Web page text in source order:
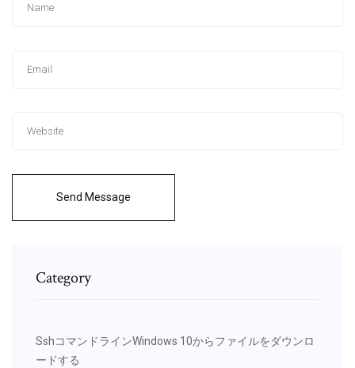
Send Message
Category
SshコマンドラインWindows 10からファイルをダウンロ
ードする